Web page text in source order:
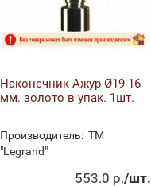
Наконечник Ажур Ø19 16
мм. золото в упак. 1шт.
Производитель: ТМ
"Legrand"
553.0 р./шт.